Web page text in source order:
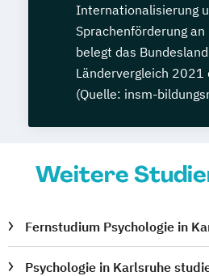
Internationalisierung
Sprachenförderung an
belegt das
Ländervergleich 2021
(Quelle: insm-
Weitere
Fernstudium Psychologie in
Psychologie in Karlsruhe